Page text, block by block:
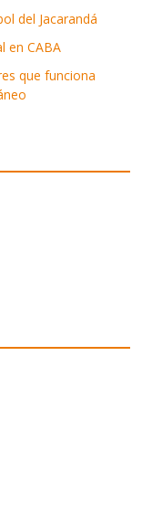
del Jacarandá
en CABA
que funciona